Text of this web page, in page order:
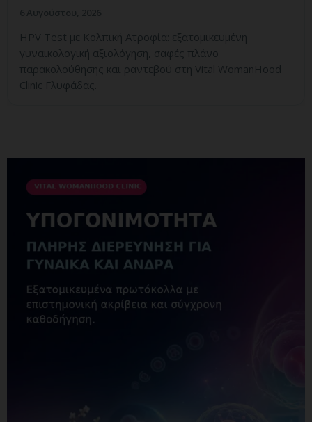
HPV Test με Κολπική Ατροφία: εξατομικευμένη
γυναικολογική αξιολόγηση, σαφές πλάνο
παρακολούθησης και ραντεβού στη Vital WomanHood
Clinic Γλυφάδας.